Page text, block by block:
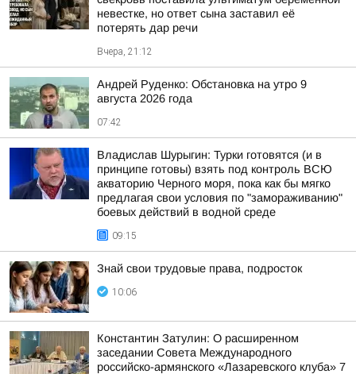
невестке, но ответ сына заставил её
потерять дар речи
Вчера, 21:12
Андрей Руденко: Обстановка на утро 9
августа 2026 года
07:42
Владислав Шурыгин: Турки готовятся (и в
принципе готовы) взять под контроль ВСЮ
акваторию Черного моря, пока как бы мягко
предлагая свои условия по "замораживанию"
боевых действий в водной среде
09:15
Знай свои трудовые права, подросток
10:06
Константин Затулин: О расширенном
заседании Совета Международного
российско-армянского «Лазаревского клуба» 7